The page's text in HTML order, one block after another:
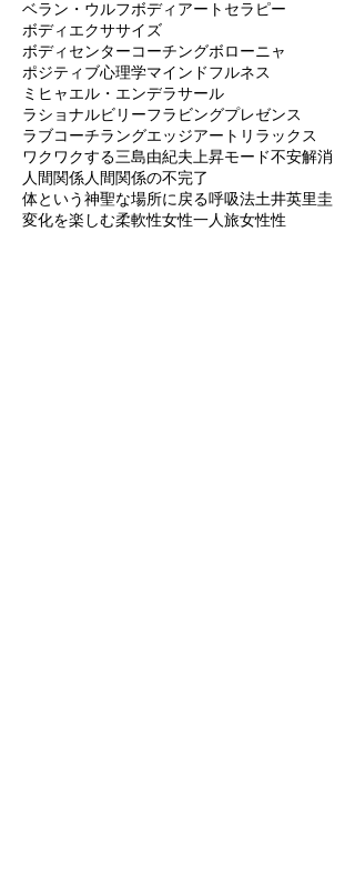
パートナーシップヒーリングモード
ピアディーナフロー体験
ベラン・ウルフボディアートセラピー
ボディエクササイズ
ボディセンターコーチングボローニャ
ポジティブ心理学マインドフルネス
ミヒャエル・エンデラサール
ラショナルビリーフラビングプレゼンス
ラブコーチラングエッジアート
ワクワクする三島由紀夫上昇モード不安解消
人間関係 人間関係の不完了